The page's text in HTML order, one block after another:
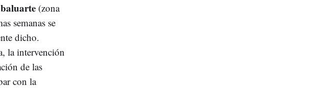
baluarte (zona
semanas se
dicho.
la intervención
de las
con la